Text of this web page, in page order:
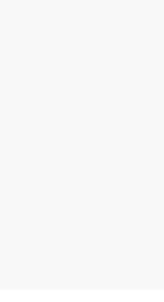
deplace dans la region